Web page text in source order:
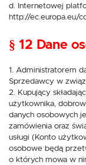
d. Internetowej
http://ec.europa.eu/
§ 12 Dane
1. Administratorem
Sprzedawcy w
2. Kupujący
użytkownika,
danych osobowych
zamówienia oraz
usługi (Konto
osobowe będą
o których mowa w